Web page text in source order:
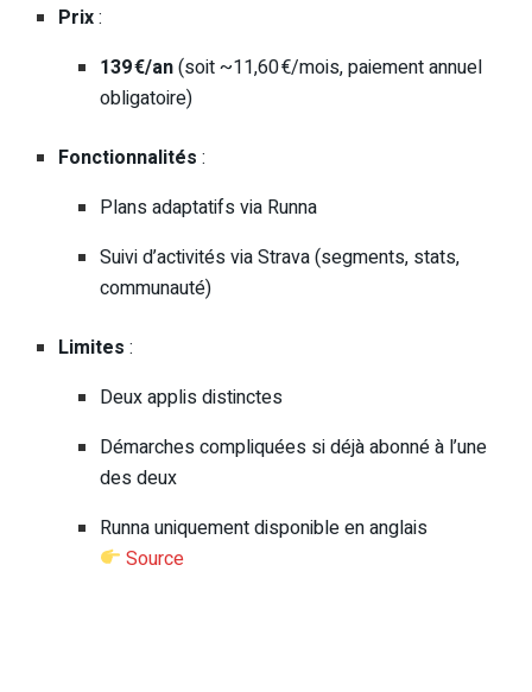
Prix:
139 €/an(soit ~11,60 €/mois, paiement annuel
obligatoire)
Fonctionnalités :
Plans adaptatifs via Runna
Suivi d’activités via Strava (segments, stats,
communauté)
Limites :
Deux applis distinctes
Démarches compliquées si déjà abonné à l’une
des deux
Runna uniquement disponible en anglais
Source